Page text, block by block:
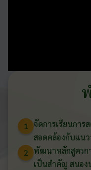
1 จัดการเรียนการ
สอดคล้องกับแน
2
พัฒนาหลักสูตรก
เป็นสำคัญ สนอง